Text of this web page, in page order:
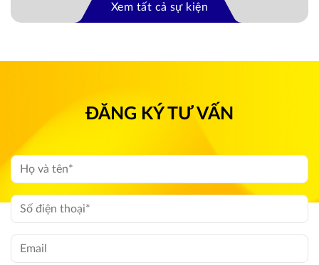
Xem tất cả sự kiện
ĐĂNG KÝ TƯ VẤN